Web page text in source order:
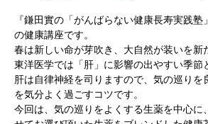
『鎌田實の「がんばらない健康長寿実践塾
の健康講座です。
春は新しい命が芽吹き、大自然が装いを新
東洋医学では「肝」に影響の出やすい季節
肝は自律神経を司りますので、気の巡りを
を気分よく過ごすコツです。
今回は、気の巡りをよくする生薬を中心に